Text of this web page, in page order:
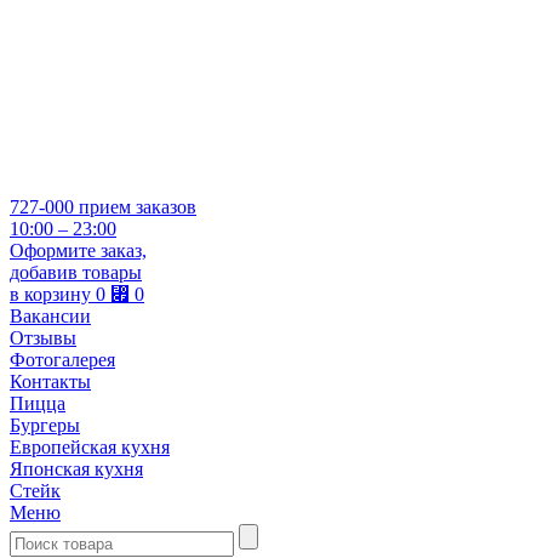
727-000 прием заказов
10:00 – 23:00
Оформите заказ,
добавив товары
в корзину 0 ⃏ 0
Вакансии
Отзывы
Фотогалерея
Контакты
Пицца
Бургеры
Европейская кухня
Японская кухня
Стейк
Меню